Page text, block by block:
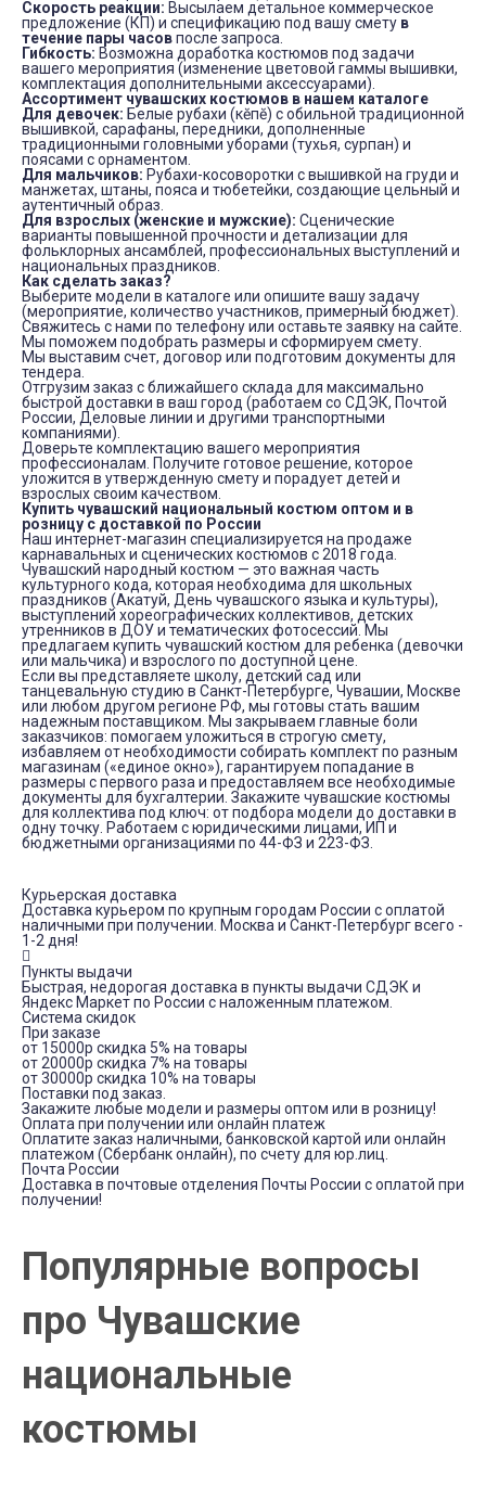
Скорость реакции: Высылаем детальное коммерческое
предложение (КП) и спецификацию под вашу смету в
течение пары часовпосле запроса.
Гибкость: Возможна доработка костюмов под задачи
вашего мероприятия (изменение цветовой гаммы вышивки,
комплектация дополнительными аксессуарами).
Ассортимент чувашских костюмов в нашем каталоге
Для девочек: Белые рубахи (кĕпĕ) с обильной традиционной
вышивкой, сарафаны, передники, дополненные
традиционными головными уборами (тухья, сурпан) и
поясами с орнаментом.
Для мальчиков: Рубахи-косоворотки с вышивкой на груди и
манжетах, штаны, пояса и тюбетейки, создающие цельный и
аутентичный образ.
Для взрослых (женские и мужские): Сценические
варианты повышенной прочности и детализации для
фольклорных ансамблей, профессиональных выступлений и
национальных праздников.
Как сделать заказ?
Выберите модели в каталоге или опишите вашу задачу
(мероприятие, количество участников, примерный бюджет).
Свяжитесь с нами по телефону или оставьте заявку на сайте.
Мы поможем подобрать размеры и сформируем смету.
Мы выставим счет, договор или подготовим документы для
тендера.
Отгрузим заказ с ближайшего склада для максимально
быстрой доставки в ваш город (работаем со СДЭК, Почтой
России, Деловые линии и другими транспортными
компаниями).
Доверьте комплектацию вашего мероприятия
профессионалам. Получите готовое решение, которое
уложится в утвержденную смету и порадует детей и
взрослых своим качеством.
Купить чувашский национальный костюм оптом и в
розницу с доставкой по России
Наш интернет-магазин специализируется на продаже
карнавальных и сценических костюмов с 2018 года.
Чувашский народный костюм — это важная часть
культурного кода, которая необходима для школьных
праздников (Акатуй, День чувашского языка и культуры),
выступлений хореографических коллективов, детских
утренников в ДОУ и тематических фотосессий. Мы
предлагаем купить чувашский костюм для ребенка (девочки
или мальчика) и взрослого по доступной цене.
Если вы представляете школу, детский сад или
танцевальную студию в Санкт-Петербурге, Чувашии, Москве
или любом другом регионе РФ, мы готовы стать вашим
надежным поставщиком. Мы закрываем главные боли
заказчиков: помогаем уложиться в строгую смету,
избавляем от необходимости собирать комплект по разным
магазинам («единое окно»), гарантируем попадание в
размеры с первого раза и предоставляем все необходимые
документы для бухгалтерии. Закажите чувашские костюмы
для коллектива под ключ: от подбора модели до доставки в
одну точку. Работаем с юридическими лицами, ИП и
бюджетными организациями по 44-ФЗ и 223-ФЗ.
Курьерская доставка
Доставка курьером по крупным городам России с оплатой
наличными при получении. Москва и Санкт-Петербург всего -
1-2 дня!
Пункты выдачи
Быстрая, недорогая доставка в пункты выдачи СДЭК и
Яндекс Маркет по России с наложенным платежом.
Система скидок
При заказе
от 15000р скидка 5% на товары
от 20000р скидка 7% на товары
от 30000р скидка 10% на товары
Поставки под заказ.
Закажите любые модели и размеры оптом или в розницу!
Оплата при получении или онлайн платеж
Оплатите заказ наличными, банковской картой или онлайн
платежом (Сбербанк онлайн), по счету для юр.лиц.
Почта России
Доставка в почтовые отделения Почты России с оплатой при
получении!
Популярные вопросы
про Чувашские
национальные
костюмы